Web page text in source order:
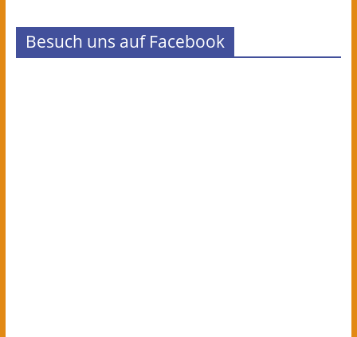
Besuch uns auf Facebook